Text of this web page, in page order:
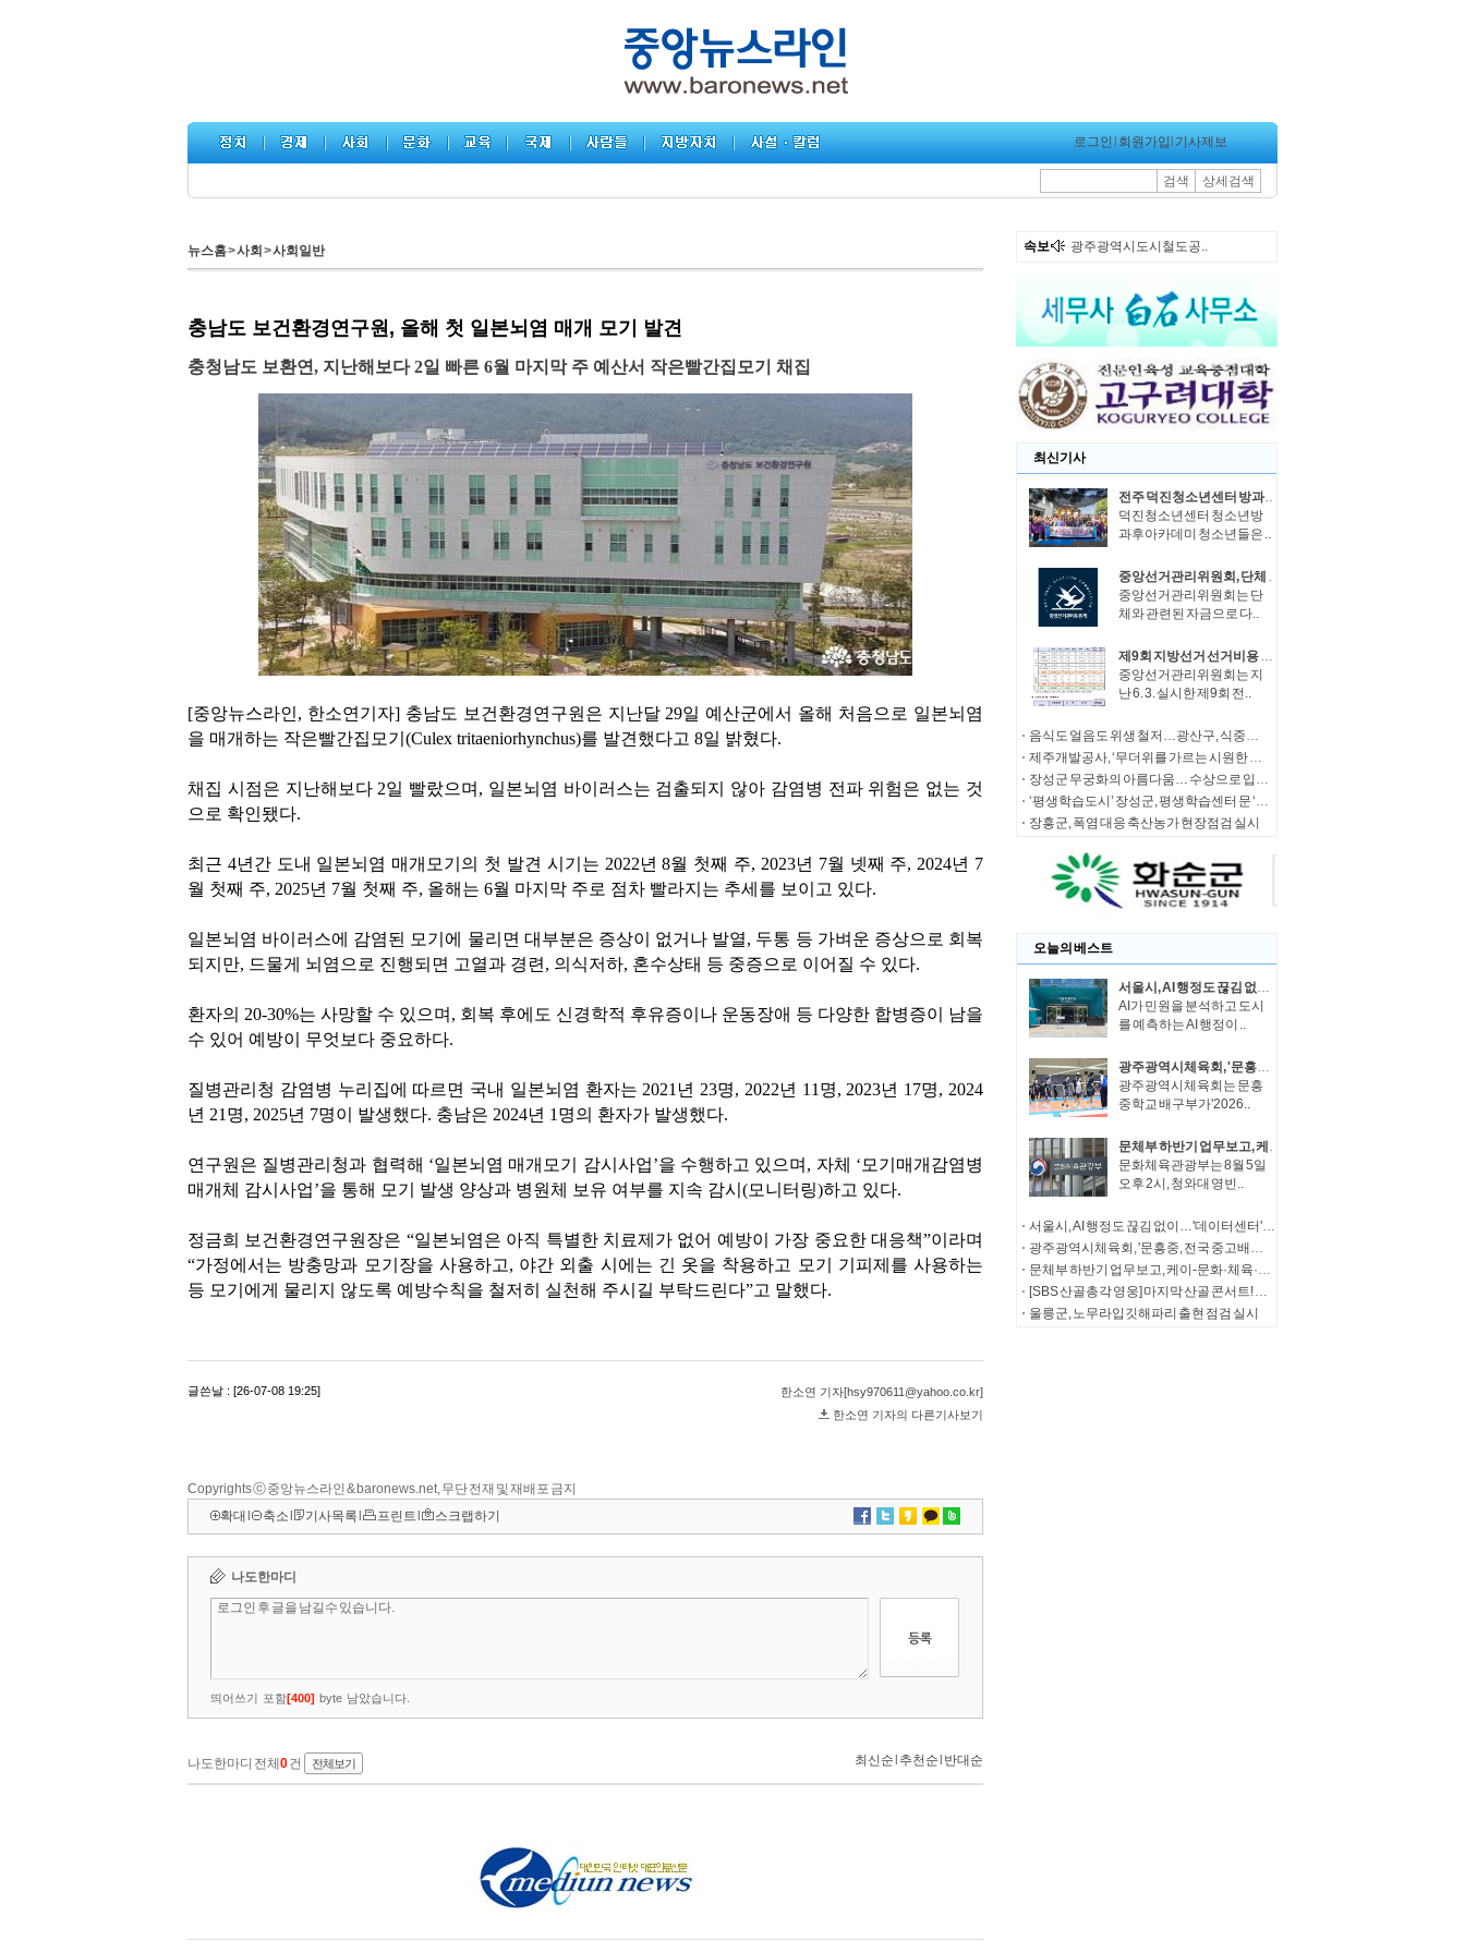
로그인 회원가입 기사제보
검색 상세검색
뉴스홈>사회 >사회일반
Copyrights ⓒ 중앙뉴스라인 & baronews.net, 무단 전재 및 재배포 금지
확대
축소 기사목록 프린트 스크랩하기
속보 광주광역시도시철도공..
최신기사
전주 덕진청소년센터 방과후아카데미 물놀이 페스티벌 열어
덕진청소년센터 청소년방
과후아카데미 청소년들은 ..
중앙선거관리위원회, 단체 관련 자금으로 정치자금 기부한 단체 대표자 등 고발
중앙선거관리위원회는 단
체와 관련된 자금으로 다..
제9회 지방선거 선거비용 보전액 등 총 3,721억여 원 지급
중앙선거관리위원회는 지
난 6. 3. 실시한 제9회 전..
음식도 얼음도 위생 철저…광산구, 식중독 예방 집중 관리
제주개발공사, ‘무더위를 가르는 시원한 샷 대결’ 제13회 제주삼다수 마스터스 개막
장성군 무궁화의 아름다움… 수상으로 입증!
‘평생학습도시’ 장성군, 평생학습센터 문 ‘활짝’
장흥군, 폭염 대응 축산농가 현장점검 실시
오늘의 베스트
서울시, AI 행정도 끊김 없이…'데이터센터' 200억 투입 전면 고도화
AI가 민원을 분석하고 도시
를 예측하는 AI 행정이 ..
광주광역시체육회, '문흥중, 전국 중고배구대회 결승 진출'
광주광역시체육회는 문흥
중학교 배구부가'2026..
문체부 하반기 업무보고, 케이-문화·체육·관광으로 '대체불가 문화강국' 도약
문화체육관광부는 8월 5일
오후 2시, 청와대 영빈..
서울시, AI 행정도 끊김 없이…'데이터센터' 200억 투입 전면 고도화
광주광역시체육회, '문흥중, 전국 중고배구대회 결승 진출'
문체부 하반기 업무보고, 케이-문화·체육·관광으로 '대체불가 문화강국' 도약
[SBS 산골총각 영웅] 마지막 산골 콘서트! 임영웅, 특별 신청곡으로 전한 감동
울릉군, 노무라입깃해파리 출현 점검 실시